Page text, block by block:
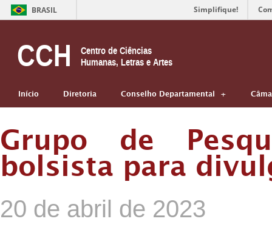
BRASIL Simplifique!
CCH
Centro de Ciências
Humanas, Letras e Artes
Início Diretoria Conselho Departamental
Grupo de
bolsista para
20 de abril de 2023